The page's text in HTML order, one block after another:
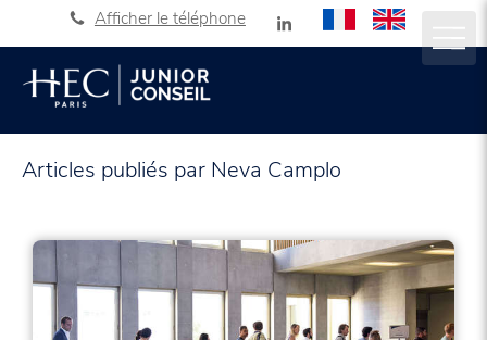
Afficher le téléphone
Articles publiés par Neva Camplo